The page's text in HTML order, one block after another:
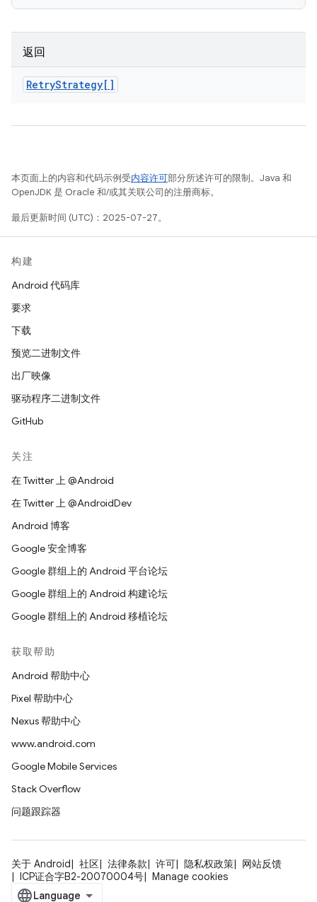
返回
RetryStrategy[]
本页面上的内容和代码示例受内容许可部分所述许可的限制。Java 和
OpenJDK 是 Oracle 和/或其关联公司的注册商标。
最后更新时间 (UTC)：2025-07-27。
构建
Android 代码库
要求
下载
预览二进制文件
出厂映像
驱动程序二进制文件
GitHub
关注
在 Twitter 上 @Android
在 Twitter 上 @AndroidDev
Android 博客
Google 安全博客
Google 群组上的 Android 平台论坛
Google 群组上的 Android 构建论坛
Google 群组上的 Android 移植论坛
获取帮助
Android 帮助中心
Pixel 帮助中心
Nexus 帮助中心
www.android.com
Google Mobile Services
Stack Overflow
问题跟踪器
关于 Android 社区 法律条款 许可 隐私权政策
网站反馈
ICP证合字B2-20070004号
Manage cookies